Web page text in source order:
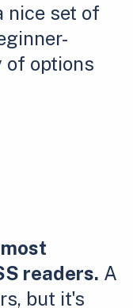
nice set of
of options
readers. A
but it's